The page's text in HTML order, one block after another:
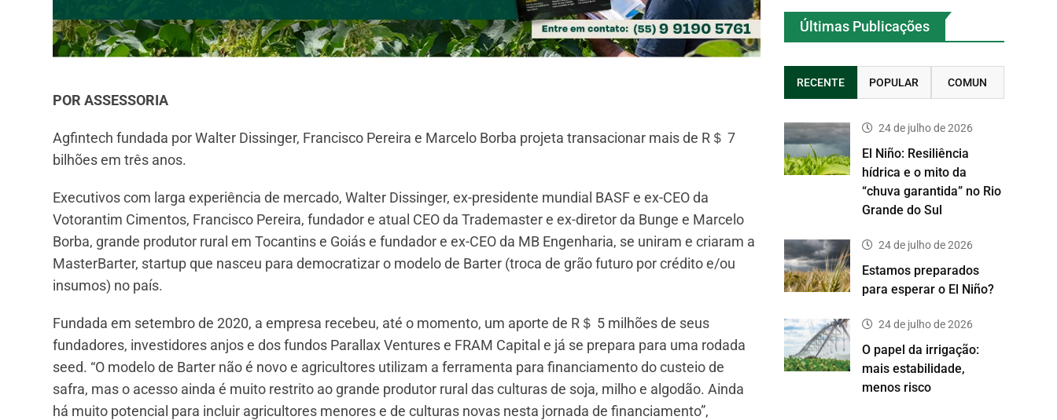
POR ASSESSORIA
Agfintech fundada por Walter Dissinger, Francisco Pereira e Marcelo Borba projeta transacionar mais de R＄ 7
bilhões em três anos.
Executivos com larga experiência de mercado, Walter Dissinger, ex-presidente mundial BASF e ex-CEO da
Votorantim Cimentos, Francisco Pereira, fundador e atual CEO da Trademaster e ex-diretor da Bunge e Marcelo
Borba, grande produtor rural em Tocantins e Goiás e fundador e ex-CEO da MB Engenharia, se uniram e criaram a
MasterBarter, startup que nasceu para democratizar o modelo de Barter (troca de grão futuro por crédito e/ou
insumos) no país.
Fundada em setembro de 2020, a empresa recebeu, até o momento, um aporte de R＄ 5 milhões de seus
fundadores, investidores anjos e dos fundos Parallax Ventures e FRAM Capital e já se prepara para uma rodada
seed. “O modelo de Barter não é novo e agricultores utilizam a ferramenta para financiamento do custeio de
safra, mas o acesso ainda é muito restrito ao grande produtor rural das culturas de soja, milho e algodão. Ainda
há muito potencial para incluir agricultores menores e de culturas novas nesta jornada de financiamento”,
Últimas Publicações
RECENTE POPULAR COMUN
24 de julho de 2026
El Niño: Resiliência
hídrica e o mito da
“chuva garantida” no Rio
Grande do Sul
24 de julho de 2026
Estamos preparados
para esperar o El Niño?
24 de julho de 2026
O papel da irrigação:
mais estabilidade,
menos risco